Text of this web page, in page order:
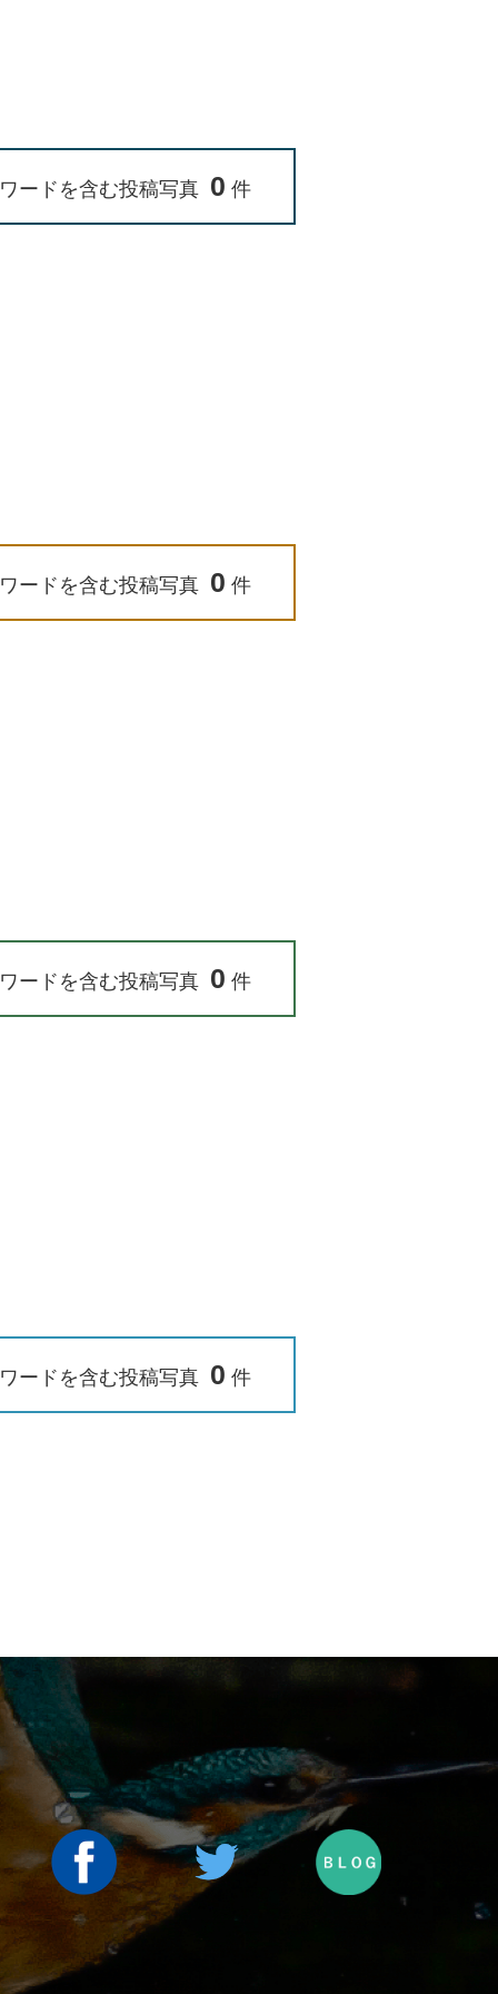
ードを含む投稿写真 0 件
ードを含む投稿写真 0 件
ードを含む投稿写真 0 件
ードを含む投稿写真 0 件